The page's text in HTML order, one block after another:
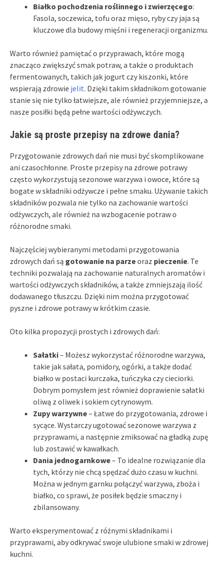
Białko pochodzenia roślinnego i zwierzęcego:
Fasola, soczewica, tofu oraz mięso, ryby czy jaja są
kluczowe dla budowy mięśni i regeneracji organizmu.
Warto również pamiętać o przyprawach, które mogą
znacząco zwiększyć smak potraw, a także o produktach
fermentowanych, takich jak jogurt czy kiszonki, które
wspierają zdrowie jelit. Dzięki takim składnikom gotowanie
stanie się nie tylko łatwiejsze, ale również przyjemniejsze, a
nasze posiłki będą pełne wartości odżywczych.
Jakie są proste przepisy na zdrowe dania?
Przygotowanie zdrowych dań nie musi być skomplikowane
ani czasochłonne. Proste przepisy na zdrowe potrawy
często wykorzystują sezonowe warzywa i owoce, które są
bogate w składniki odżywcze i pełne smaku. Używanie takich
składników pozwala nie tylko na zachowanie wartości
odżywczych, ale również na wzbogacenie potraw o
różnorodne smaki.
Najczęściej wybieranymi metodami przygotowania
zdrowych dań są gotowanie na parzeoraz pieczenie. Te
techniki pozwalają na zachowanie naturalnych aromatów i
wartości odżywczych składników, a także zmniejszają ilość
dodawanego tłuszczu. Dzięki nim można przygotować
pyszne i zdrowe potrawy w krótkim czasie.
Oto kilka propozycji prostych i zdrowych dań:
Sałatki– Możesz wykorzystać różnorodne warzywa,
takie jak sałata, pomidory, ogórki, a także dodać
białko w postaci kurczaka, tuńczyka czy cieciorki.
Dobrym pomysłem jest również doprawienie sałatki
oliwą z oliwek i sokiem cytrynowym.
Zupy warzywne– Łatwe do przygotowania, zdrowe i
sycące. Wystarczy ugotować sezonowe warzywa z
przyprawami, a następnie zmiksować na gładką zupę
lub zostawić w kawałkach.
Dania jednogarnkowe– To idealne rozwiązanie dla
tych, którzy nie chcą spędzać dużo czasu w kuchni.
Można w jednym garnku połączyć warzywa, zboża i
białko, co sprawi, że posiłek będzie smaczny i
zbilansowany.
Warto eksperymentować z różnymi składnikami i
przyprawami, aby odkrywać swoje ulubione smaki w zdrowej
kuchni.